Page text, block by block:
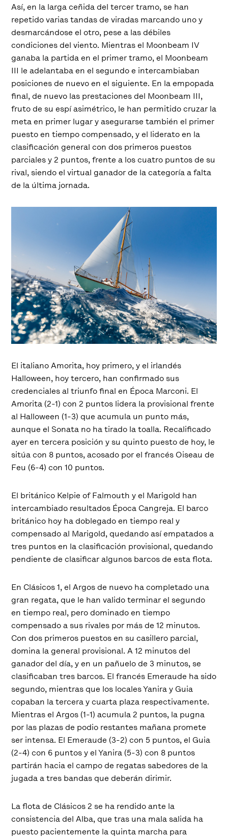
Así, en la larga ceñida del tercer tramo, se han
repetido varias tandas de viradas marcando uno y
desmarcándose el otro, pese a las débiles
condiciones del viento. Mientras el Moonbeam IV
ganaba la partida en el primer tramo, el Moonbeam
III le adelantaba en el segundo e intercambiaban
posiciones de nuevo en el siguiente. En la empopada
final, de nuevo las prestaciones del Moonbeam III,
fruto de su espí asimétrico, le han permitido cruzar la
meta en primer lugar y asegurarse también el primer
puesto en tiempo compensado, y el liderato en la
clasificación general con dos primeros puestos
parciales y 2 puntos, frente a los cuatro puntos de su
rival, siendo el virtual ganador de la categoría a falta
de la última jornada.
El italiano Amorita, hoy primero, y el irlandés
Halloween, hoy tercero, han confirmado sus
credenciales al triunfo final en Época Marconi. El
Amorita (2-1) con 2 puntos lidera la provisional frente
al Halloween (1-3) que acumula un punto más,
aunque el Sonata no ha tirado la toalla. Recalificado
ayer en tercera posición y su quinto puesto de hoy, le
sitúa con 8 puntos, acosado por el francés Oiseau de
Feu (6-4) con 10 puntos.
El británico Kelpie of Falmouth y el Marigold han
intercambiado resultados Época Cangreja. El barco
británico hoy ha doblegado en tiempo real y
compensado al Marigold, quedando así empatados a
tres puntos en la clasificación provisional, quedando
pendiente de clasificar algunos barcos de esta flota.
En Clásicos 1, el Argos de nuevo ha completado una
gran regata, que le han valido terminar el segundo
en tiempo real, pero dominado en tiempo
compensado a sus rivales por más de 12 minutos.
Con dos primeros puestos en su casillero parcial,
domina la general provisional. A 12 minutos del
ganador del día, y en un pañuelo de 3 minutos, se
clasificaban tres barcos. El francés Emeraude ha sido
segundo, mientras que los locales Yanira y Guia
copaban la tercera y cuarta plaza respectivamente.
Mientras el Argos (1-1) acumula 2 puntos, la pugna
por las plazas de podio restantes mañana promete
ser intensa. El Emeraude (3-2) con 5 puntos, el Guia
(2-4) con 6 puntos y el Yanira (5-3) con 8 puntos
partirán hacia el campo de regatas sabedores de la
jugada a tres bandas que deberán dirimir.
La flota de Clásicos 2 se ha rendido ante la
consistencia del Alba, que tras una mala salida ha
puesto pacientemente la quinta marcha para